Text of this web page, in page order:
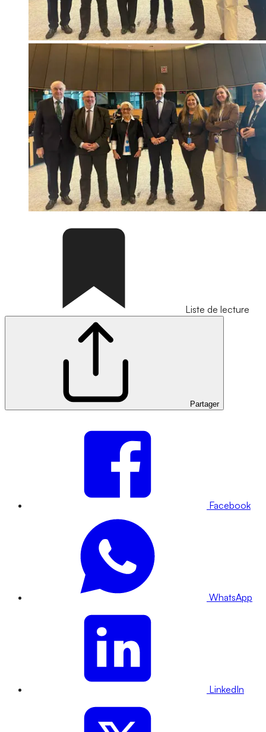
Liste de lecture
Partager
Facebook
WhatsApp
LinkedIn